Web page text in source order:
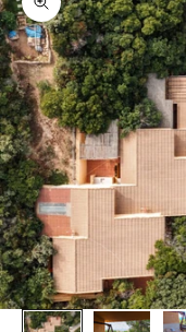
Agrandir l'image